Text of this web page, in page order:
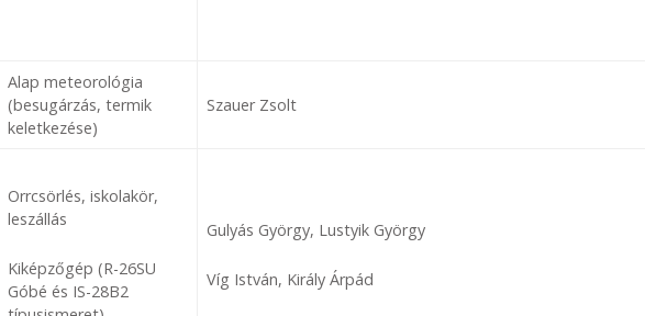
Alap meteorológia
(besugárzás, termik
keletkezése)
Szauer Zsolt
Orrcsörlés, iskolakör,
leszállás
Kiképzőgép (R-26SU
Góbé és IS-28B2
Gulyás György, Lustyik György
Víg István, Király Árpád